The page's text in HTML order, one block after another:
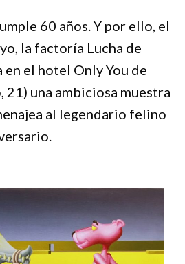
60 años. Y por ello, el
la factoría Lucha de
en el hotel Only You de
una ambiciosa muestra
al legendario felino